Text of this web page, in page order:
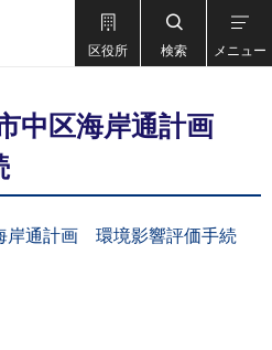
区役所 検索 メニュー
中区海岸通計画
岸通計画 環境影響評価手続